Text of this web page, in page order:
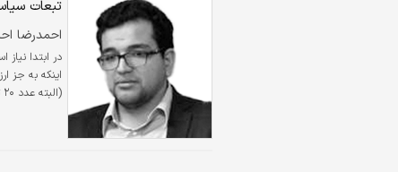
تبعات
احمدرضا
در ابتدا